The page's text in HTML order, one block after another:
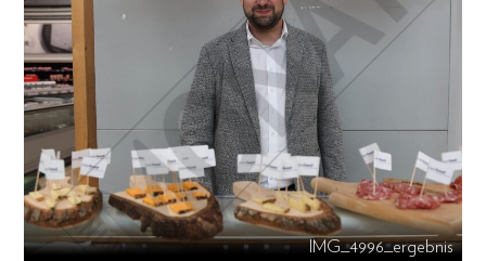
IMG_4996_ergebnis